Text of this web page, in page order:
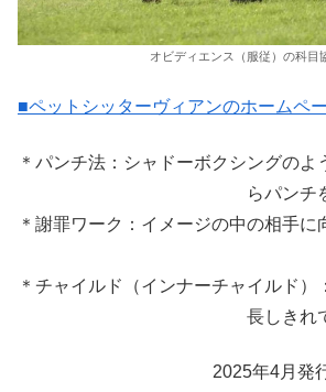
オビディエンス（服従）の科目
■ペットシッターヴィアンのホームペ
＊パンチ法：シャドーボクシングのよ
らパンチ
＊謝罪ワーク：イメージの中の相手に
＊チャイルド（インナーチャイルド）
長しきれ
2025年4月発